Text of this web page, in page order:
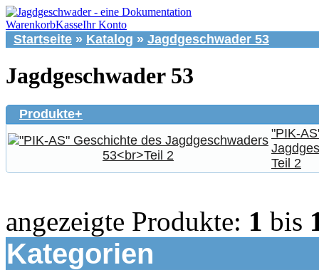
WarenkorbKasseIhr Konto
Startseite » Katalog » Jagdgeschwader 53
Jagdgeschwader 53
Produkte+
"PIK-
Teil 2
angezeigte Produkte: 1 bis
Kategorien